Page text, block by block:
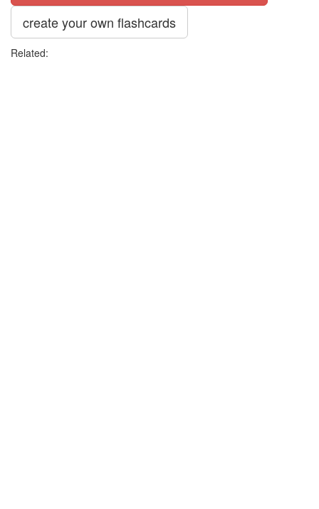
create your own flashcards
Related: